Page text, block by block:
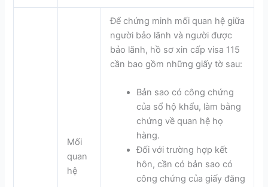
Mối
quan
hệ
Để chứng minh mối quan hệ giữa
người bảo lãnh và người được
bảo lãnh, hồ sơ xin cấp visa 115
cần bao gồm những giấy tờ sau:
Bản sao có công chứng
của sổ hộ khẩu, làm bằng
chứng về quan hệ họ
hàng.
Đối với trường hợp kết
hôn, cần có bản sao có
công chứng của giấy đăng